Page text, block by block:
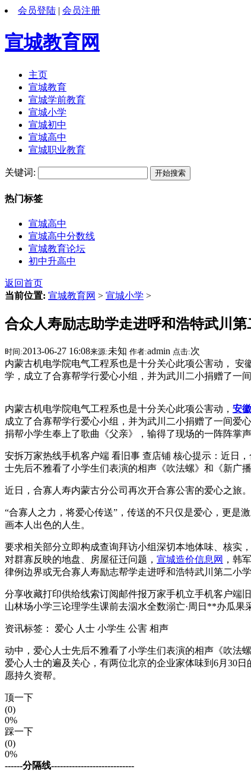
会员登陆 | 会员注册
宣城教育网
主页
宣城教育
宣城学前教育
宣城小学
宣城初中
宣城高中
宣城职业教育
关键词:
热门标签
宣城高中
宣城高中分数线
宣城教育论坛
初中升高中
返回首页
当前位置: 宣城教育网 > 宣城小学 >
合众人寿励志助学走进呼和浩特武川第
时间:2013-06-27 16:08来源:未知 作者:admin 点击:次
内蒙古机电学院电气工程系也是十分关心此项公害动，
学，成立了合寡帮学行爱心小组，并为武川二小捐赠了一
内蒙古机电学院电气工程系也是十分关心此项公害动， 安
成立了合寡帮学行爱心小组，并为武川二小捐赠了一间爱
捐帮小学生奉上了歌曲《父亲》，输得了现场的一阵阵掌
安拆万家热线手机客户端 看旧事 查店铺 核心提示：近日
士先后不雅看了小学生们表演的相声《吹法螺》和《新广
近日，合寡人寿内蒙古分公司再次开合寡公害的爱心之旅
“合寡人之力，将爱心传送”，传送的不只仅是爱心，更是
画本人出色的人生。
要求相关部分立即构成查询拜访小组深切本地体味、核实
对群寡反映的地盘、房屋征迁问题， 宣城造价信息网 ，韩
律例边界或无合寡人寿励志帮学走进呼和浩特武川第二小
分享收藏打印供给线索订阅邮件报万家手机立手机客户端
山林场小学三论理学生课前去泅水全数溺亡·周日**办瓜果
资讯标签： 爱心 人士 小学生 公害 相声
动中，爱心人士先后不雅看了小学生们表演的相声《吹法
爱心人士的遍及关心，有两位北京的企业家体味到6月30日
愿持久资帮。
顶一下
(0)
0%
踩一下
(0)
0%
------分隔线----------------------------